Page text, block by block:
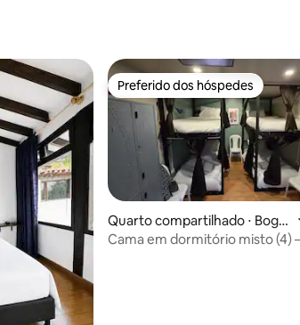
Preferido dos hóspedes
Preferido dos hóspedes
Quarto compartilhado ⋅ Bogo
tá
Cama em dormitório misto (4)